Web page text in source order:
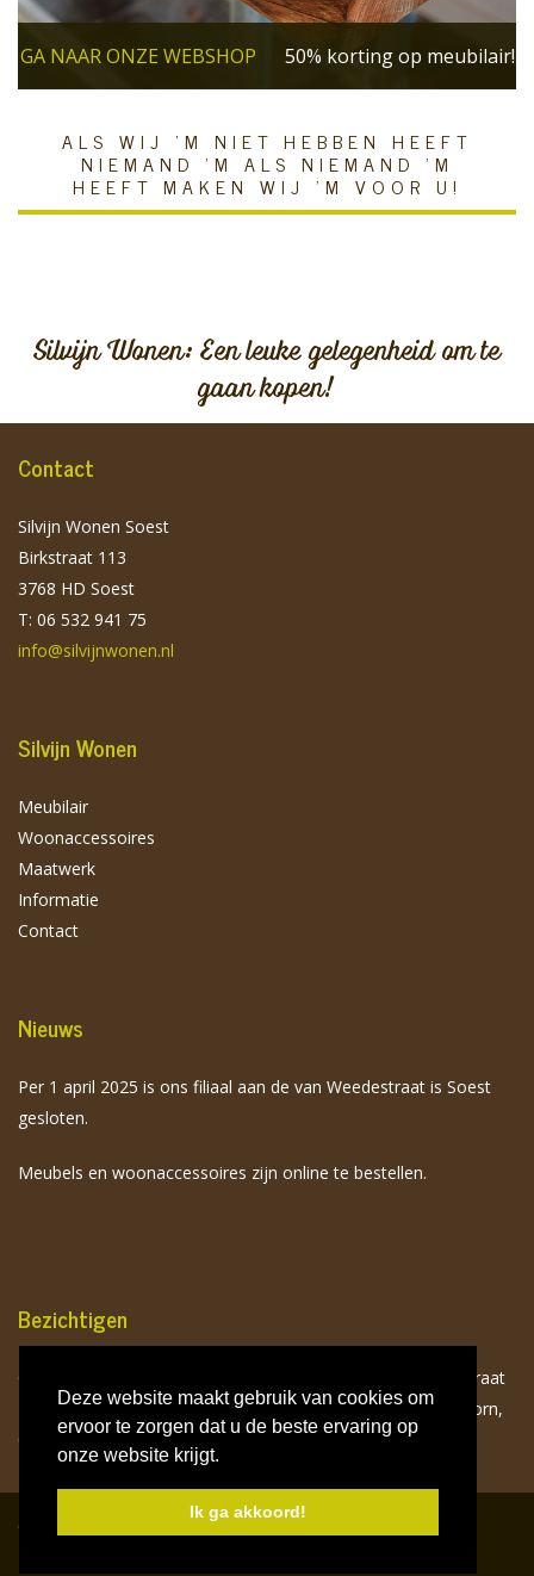
Deze website maakt gebruik van cookies om
ervoor te zorgen dat u de beste ervaring op
onze website krijgt.
Ik ga akkoord!
GA NAAR ONZE WEBSHOP 50% korting op meubilair!
ALS WIJ 'M NIET HEBBEN HEEFT
NIEMAND 'M ALS NIEMAND 'M
HEEFT MAKEN WIJ 'M VOOR U!
Silvijn Wonen: Een leuke gelegenheid om te
gaan kopen!
Contact
Silvijn Wonen Soest
Birkstraat 113
3768 HD Soest
T: 06 532 941 75
info@silvijnwonen.nl
Silvijn Wonen
Meubilair
Woonaccessoires
Maatwerk
Informatie
Contact
Nieuws
Per 1 april 2025 is ons filiaal aan de van Weedestraat is Soest
gesloten.
Meubels en woonaccessoires zijn online te bestellen.
Bezichtigen
Onze meubels zijn op afspraak te bezichtigen aan de Birkstraat
113 te Soest. Neem hiervoor contact op met Toon van Doorn,
06 532 941 75.
Copyright
refiner. All Rights Reserved